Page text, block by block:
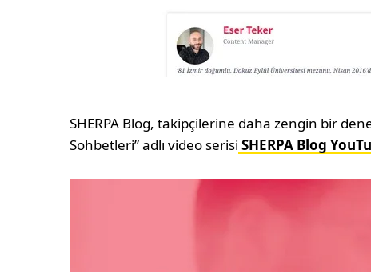
SHERPA Blog, takipçilerine daha zengin bir
Sohbetleri” adlı video serisi SHERPA Blog